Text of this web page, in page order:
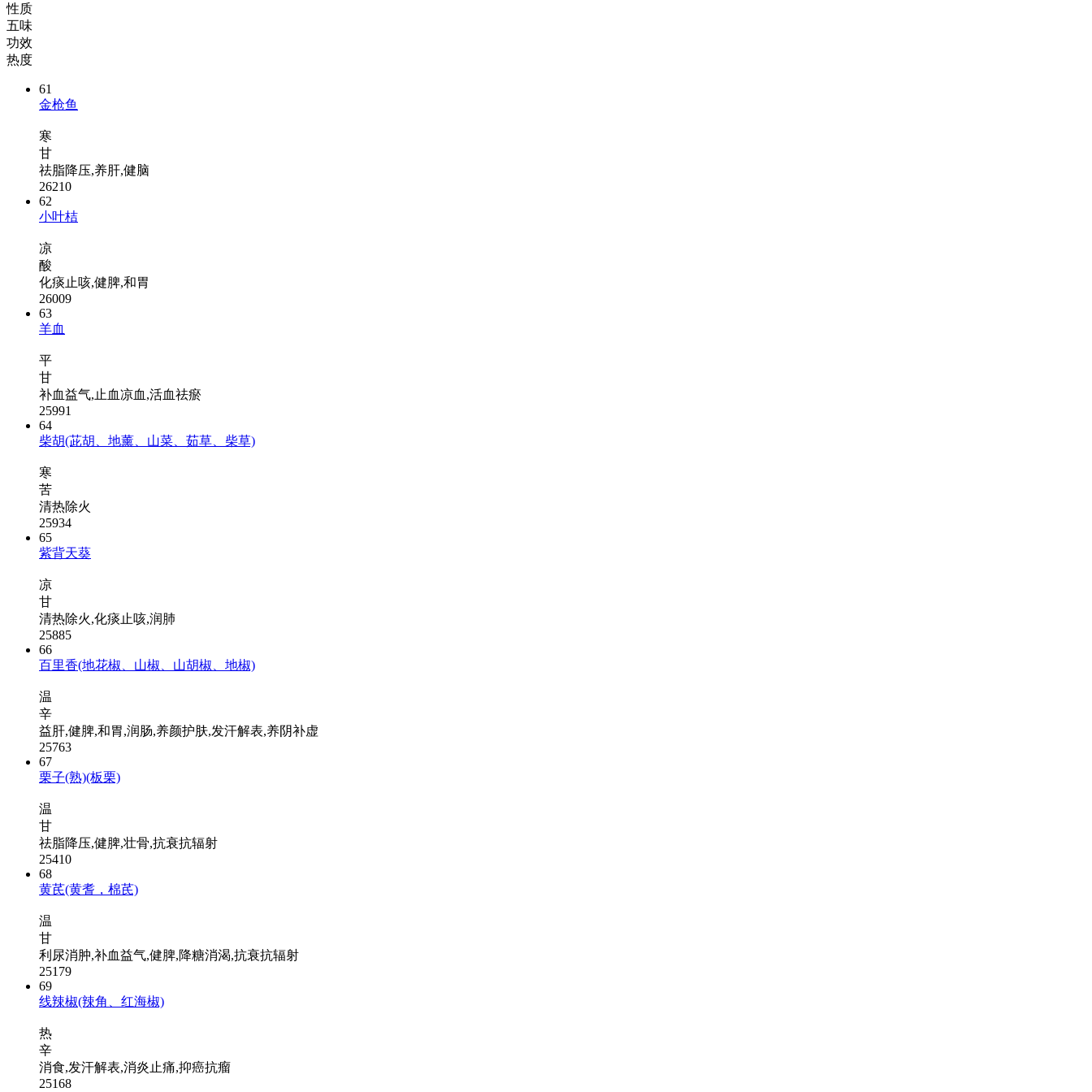
性质
五味
功效
热度
61
金枪鱼
寒
甘
祛脂降压,养肝,健脑
26210
62
小叶桔
凉
酸
化痰止咳,健脾,和胃
26009
63
羊血
平
甘
补血益气,止血凉血,活血祛瘀
25991
64
柴胡(茈胡、地薰、山菜、茹草、柴草)
寒
苦
清热除火
25934
65
紫背天葵
凉
甘
清热除火,化痰止咳,润肺
25885
66
百里香(地花椒、山椒、山胡椒、地椒)
温
辛
益肝,健脾,和胃,润肠,养颜护肤,发汗解表,养阴补虚
25763
67
栗子(熟)(板栗)
温
甘
祛脂降压,健脾,壮骨,抗衰抗辐射
25410
68
黄芪(黄耆，棉芪)
温
甘
利尿消肿,补血益气,健脾,降糖消渴,抗衰抗辐射
25179
69
线辣椒(辣角、红海椒)
热
辛
消食,发汗解表,消炎止痛,抑癌抗瘤
25168